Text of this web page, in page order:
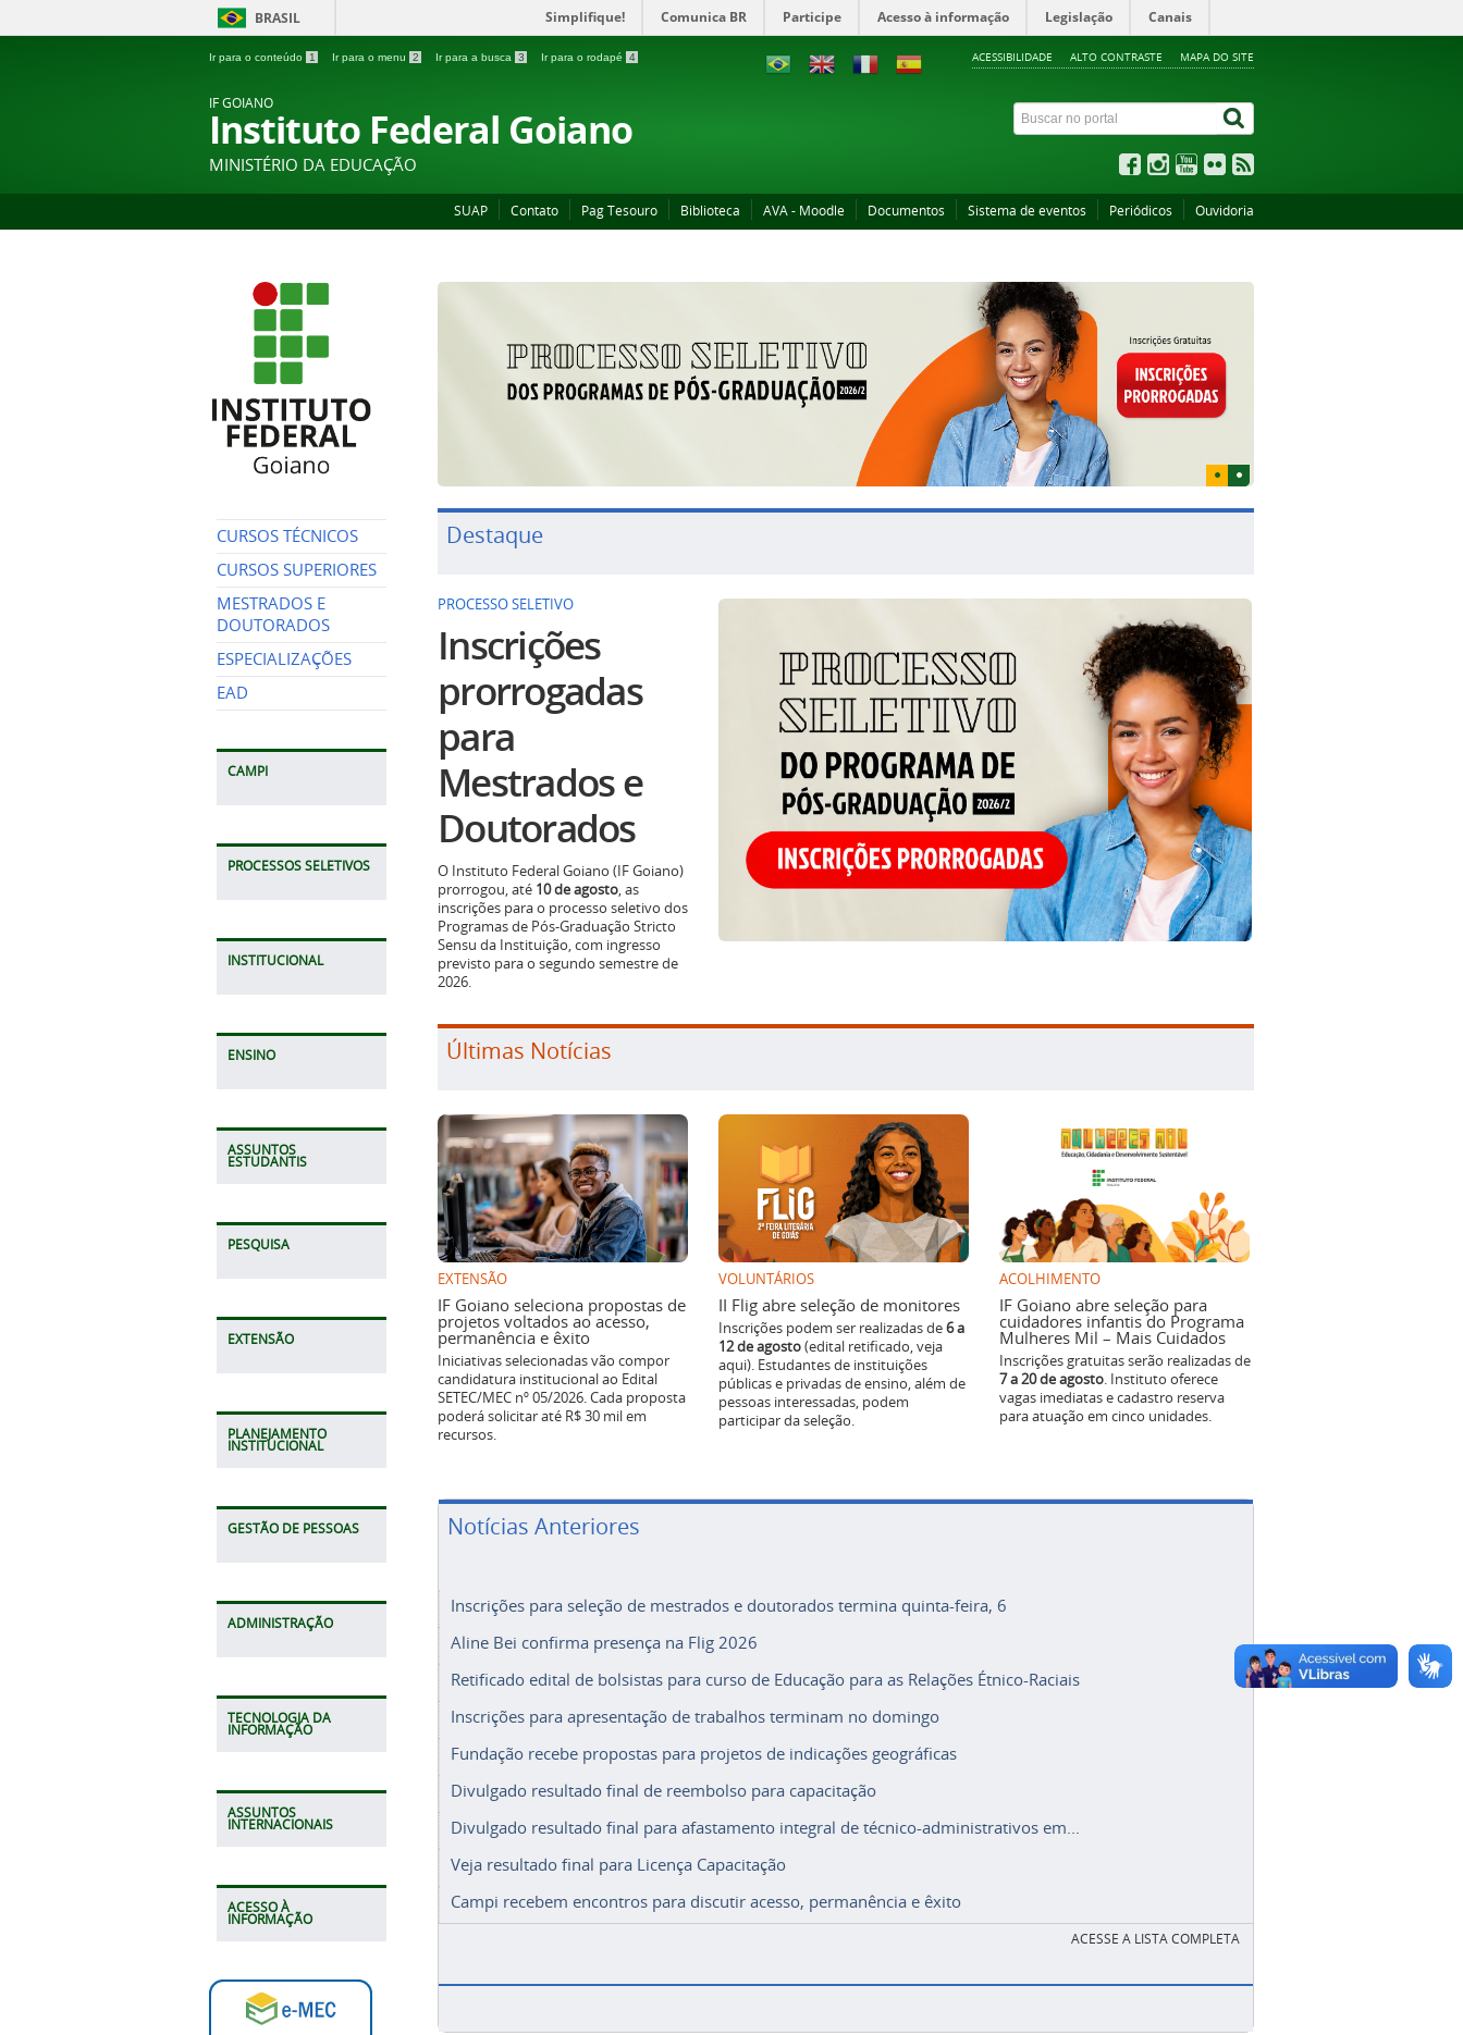
BRASIL Simplifique! Comunica BR Participe Acesso à informação Legislação Canais
Ir para o conteúdo 1 Ir para o menu 2 Ir para a busca 3 Ir para o rodapé 4 ACESSIBILIDADE ALTO CONTRASTE MAPA DO SITE
IF GOIANO
Instituto Federal Goiano
MINISTÉRIO DA EDUCAÇÃO
SUAP Contato Pag Tesouro Biblioteca AVA - Moodle Documentos Sistema de eventos Periódicos Ouvidoria
CURSOS TÉCNICOS
CURSOS SUPERIORES
MESTRADOS E
DOUTORADOS
ESPECIALIZAÇÕES
EAD
CAMPI
PROCESSOS SELETIVOS
INSTITUCIONAL
ENSINO
ASSUNTOS
ESTUDANTIS
PESQUISA
EXTENSÃO
PLANEJAMENTO
INSTITUCIONAL
GESTÃO DE PESSOAS
ADMINISTRAÇÃO
TECNOLOGIA DA
INFORMAÇÃO
ASSUNTOS
INTERNACIONAIS
ACESSO À
INFORMAÇÃO
Destaque
PROCESSO SELETIVO
Inscrições
prorrogadas
para
Mestrados e
Doutorados
O Instituto Federal Goiano (IF Goiano)
prorrogou, até 10 de agosto, as
inscrições para o processo seletivo dos
Programas de Pós-Graduação Stricto
Sensu da Instituição, com ingresso
previsto para o segundo semestre de
2026.
Últimas Notícias
EXTENSÃO
IF Goiano seleciona propostas de
projetos voltados ao acesso,
permanência e êxito
Iniciativas selecionadas vão compor
candidatura institucional ao Edital
SETEC/MEC nº 05/2026. Cada proposta
poderá solicitar até R$ 30 mil em
recursos.
VOLUNTÁRIOS
II Flig abre seleção de monitores
Inscrições podem ser realizadas de6 a
12 de agosto(edital retificado, veja
aqui). Estudantes de instituições
públicas e privadas de ensino, além de
pessoas interessadas, podem
participar da seleção.
ACOLHIMENTO
IF Goiano abre seleção para
cuidadores infantis do Programa
Mulheres Mil – Mais Cuidados
Inscrições gratuitas serão realizadas de
7 a 20 de agosto. Instituto oferece
vagas imediatas e cadastro reserva
para atuação em cinco unidades.
Notícias Anteriores
Inscrições para seleção de mestrados e doutorados termina quinta-feira, 6
Aline Bei confirma presença na Flig 2026
Retificado edital de bolsistas para curso de Educação para as Relações Étnico-Raciais
Inscrições para apresentação de trabalhos terminam no domingo
Fundação recebe propostas para projetos de indicações geográficas
Divulgado resultado final de reembolso para capacitação
Divulgado resultado final para afastamento integral de técnico-administrativos em...
Veja resultado final para Licença Capacitação
Campi recebem encontros para discutir acesso, permanência e êxito
ACESSE A LISTA COMPLETA